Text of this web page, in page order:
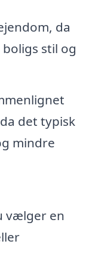
da
stil og
det typisk
mindre
vælger en